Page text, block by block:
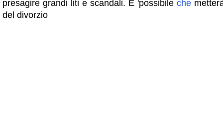
presagire grandi liti e scandali. E 'possibile che
del divorzio